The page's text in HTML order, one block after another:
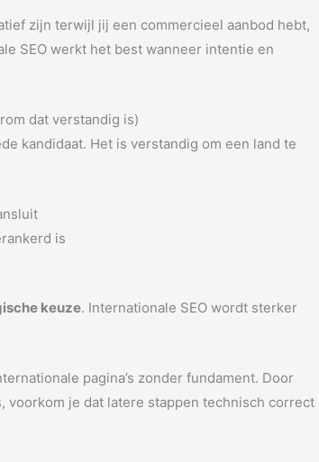
zijn terwijl jij een commercieel aanbod hebt,
SEO werkt het best wanneer intentie en
dat verstandig is)
kandidaat. Het is verstandig om een land te
is
keuze. Internationale SEO wordt sterker
pagina’s zonder fundament. Door
voorkom je dat latere stappen technisch correct